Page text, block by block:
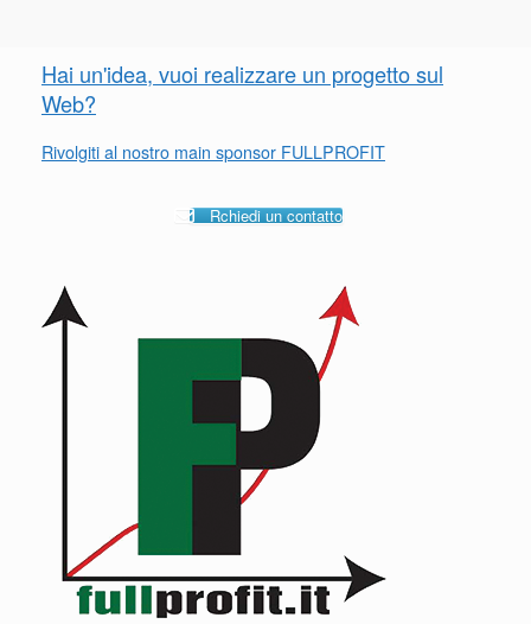
Hai un'idea, vuoi realizzare un progetto sul
Web?
Rivolgiti al nostro main sponsor FULLPROFIT
Rchiedi un contatto